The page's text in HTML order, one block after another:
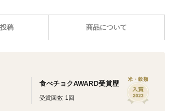
稿 商品について
食べチョクAWARD受賞歴
受賞回数 1回
米・穀類